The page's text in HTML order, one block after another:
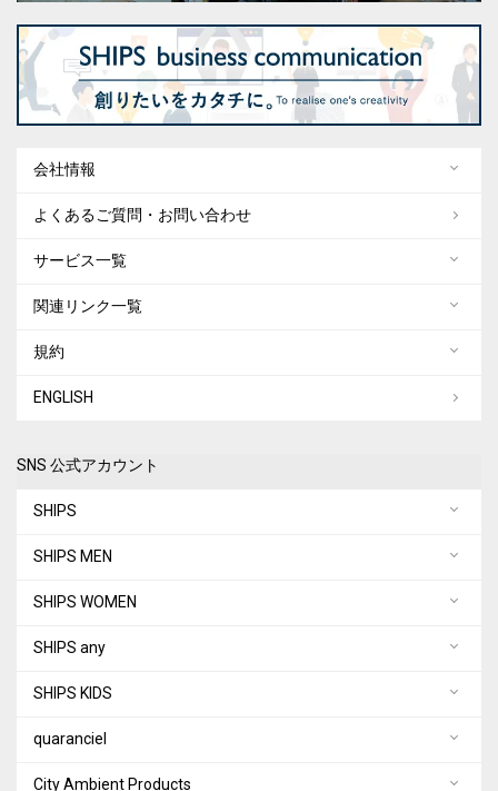
会社情報
よくあるご質問・お問い合わせ
サービス一覧
関連リンク一覧
規約
ENGLISH
SNS 公式アカウント
SHIPS
SHIPS MEN
SHIPS WOMEN
SHIPS any
SHIPS KIDS
quaranciel
City Ambient Products